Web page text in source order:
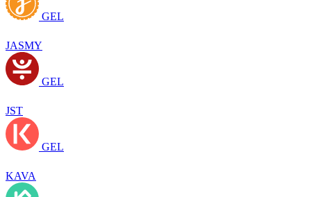
GEL
JASMY
GEL
JST
GEL
KAVA